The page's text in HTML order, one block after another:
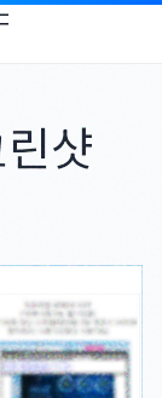
샷